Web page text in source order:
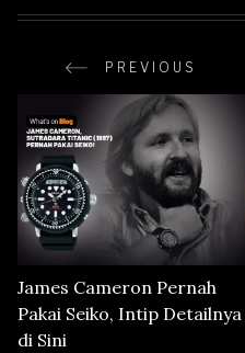
PREVIOUS
James Cameron Pernah
Pakai Seiko, Intip Detailnya
di Sini